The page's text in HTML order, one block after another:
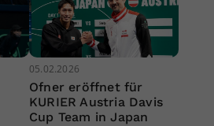
05.02.2026
Ofner eröffnet für
KURIER Austria Davis
Cup Team in Japan